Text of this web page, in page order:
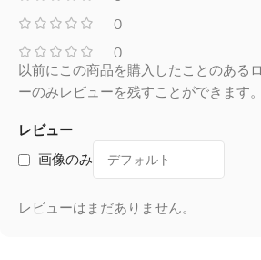
0
0
レビュー
画像のみ
レビューはまだありません。
以前にこの商品を購入したことのある
ーのみレビューを残すことができます。